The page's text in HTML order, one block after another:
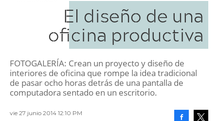
El diseño de una
oficina productiva
FOTOGALERÍA: Crean un proyecto y diseño de
interiores de oficina que rompe la idea tradicional
de pasar ocho horas detrás de una pantalla de
computadora sentado en un escritorio.
vie 27 junio 2014 12:10 PM